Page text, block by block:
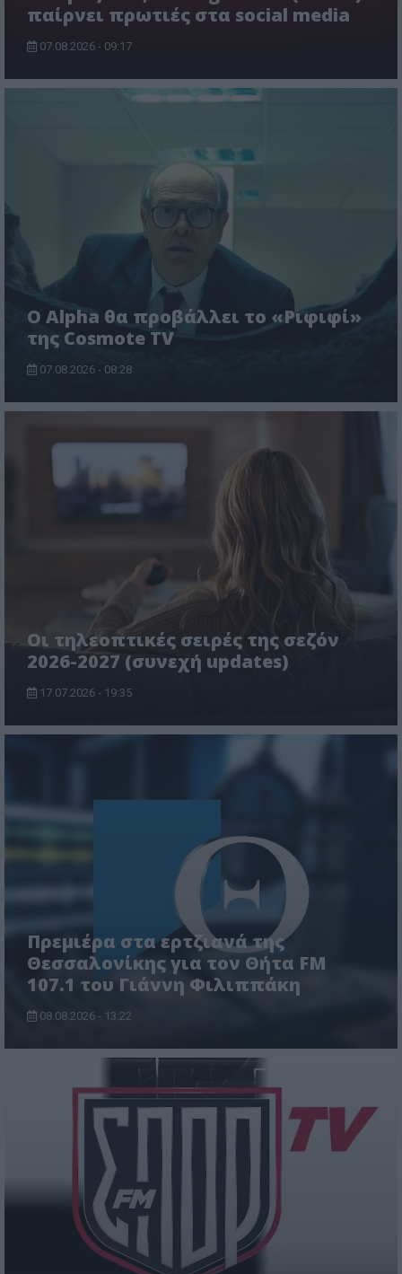
παίρνει πρωτιές στα social media
07.08.2026 - 09:17
Ο Alpha θα προβάλλει το «Ριφιφί»
της Cosmote TV
07.08.2026 - 08:28
Οι τηλεοπτικές σειρές της σεζόν
2026-2027 (συνεχή updates)
17.07.2026 - 19:35
Πρεμιέρα στα ερτζιανά της
Θεσσαλονίκης για τον Θήτα FM
107.1 του Γιάννη Φιλιππάκη
08.08.2026 - 13:22